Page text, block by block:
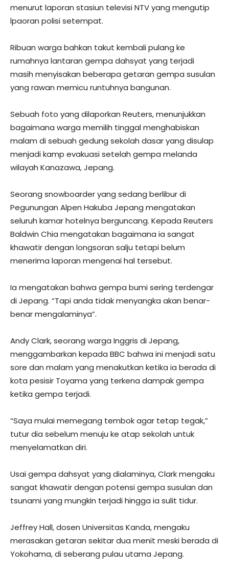
menurut laporan stasiun televisi NTV yang mengutip
lpaoran polisi setempat.
Ribuan warga bahkan takut kembali pulang ke
rumahnya lantaran gempa dahsyat yang terjadi
masih menyisakan beberapa getaran gempa susulan
yang rawan memicu runtuhnya bangunan.
Sebuah foto yang dilaporkan Reuters, menunjukkan
bagaimana warga memilih tinggal menghabiskan
malam di sebuah gedung sekolah dasar yang disulap
menjadi kamp evakuasi setelah gempa melanda
wilayah Kanazawa, Jepang.
Seorang snowboarder yang sedang berlibur di
Pegunungan Alpen Hakuba Jepang mengatakan
seluruh kamar hotelnya berguncang. Kepada Reuters
Baldwin Chia mengatakan bagaimana ia sangat
khawatir dengan longsoran salju tetapi belum
menerima laporan mengenai hal tersebut.
Ia mengatakan bahwa gempa bumi sering terdengar
di Jepang. “Tapi anda tidak menyangka akan benar-
benar mengalaminya”.
Andy Clark, seorang warga Inggris di Jepang,
menggambarkan kepada BBC bahwa ini menjadi satu
sore dan malam yang menakutkan ketika ia berada di
kota pesisir Toyama yang terkena dampak gempa
ketika gempa terjadi.
“Saya mulai memegang tembok agar tetap tegak,”
tutur dia sebelum menuju ke atap sekolah untuk
menyelamatkan diri.
Usai gempa dahsyat yang dialaminya, Clark mengaku
sangat khawatir dengan potensi gempa susulan dan
tsunami yang mungkin terjadi hingga ia sulit tidur.
Jeffrey Hall, dosen Universitas Kanda, mengaku
merasakan getaran sekitar dua menit meski berada di
Yokohama, di seberang pulau utama Jepang.